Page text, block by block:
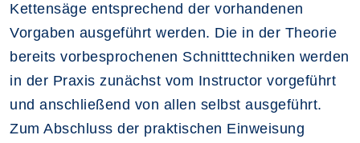
Kettensäge entsprechend der vorhandenen
Vorgaben ausgeführt werden. Die in der Theorie
bereits vorbesprochenen Schnitttechniken werden
in der Praxis zunächst vom Instructor vorgeführt
und anschließend von allen selbst ausgeführt.
Zum Abschluss der praktischen Einweisung